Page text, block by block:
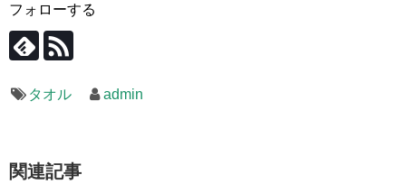
フォローする
タオル admin
関連記事